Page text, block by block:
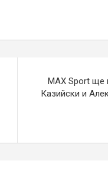
MAX Sport ще
Казийски и